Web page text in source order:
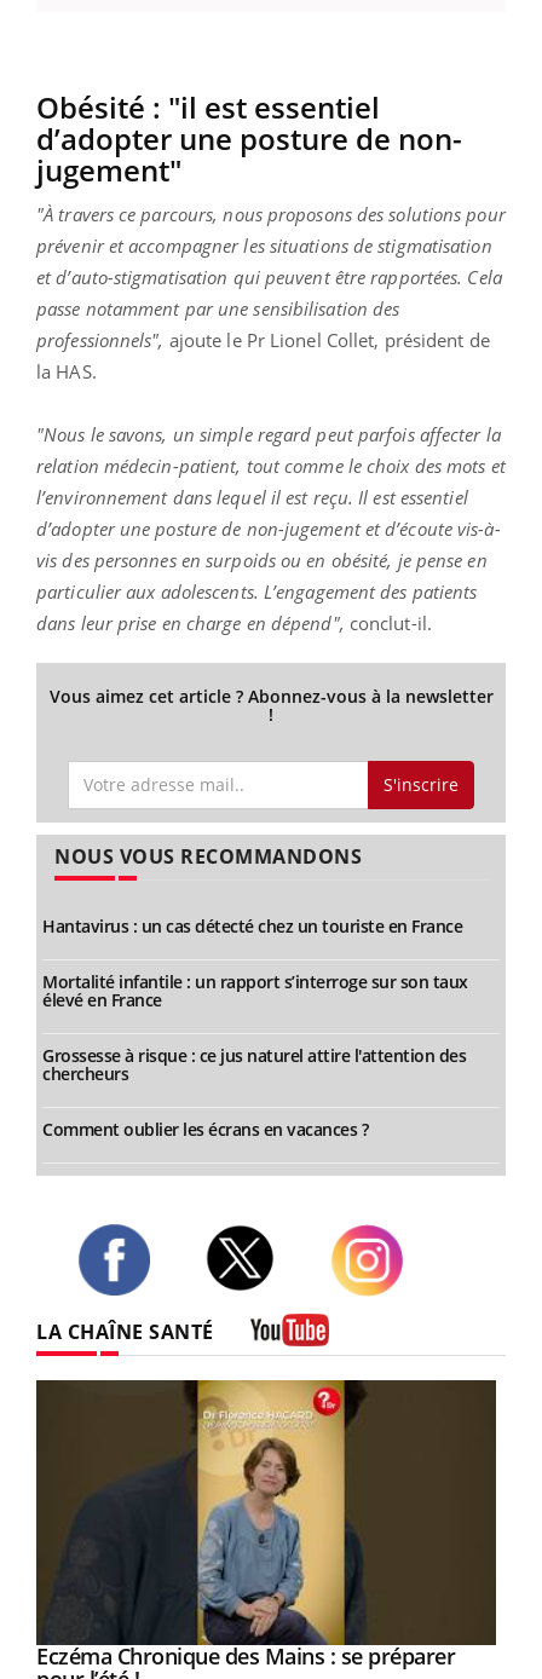
Obésité : "il est essentiel
d’adopter une posture de non-
jugement"
"À travers ce parcours, nous proposons des solutions pour
prévenir et accompagner les situations de stigmatisation
et d’auto-stigmatisation qui peuvent être rapportées. Cela
passe notamment par une sensibilisation des
professionnels", ajoute le Pr Lionel Collet, président de
la HAS.
"Nous le savons, un simple regard peut parfois affecter la
relation médecin-patient, tout comme le choix des mots et
l’environnement dans lequel il est reçu. Il est essentiel
d’adopter une posture de non-jugement et d’écoute vis-à-
vis des personnes en surpoids ou en obésité, je pense en
particulier aux adolescents. L’engagement des patients
dans leur prise en charge en dépend", conclut-il.
Vous aimez cet article ? Abonnez-vous à la newsletter
!
S'inscrire
NOUS VOUS RECOMMANDONS
Hantavirus : un cas détecté chez un touriste en France
Mortalité infantile : un rapport s’interroge sur son taux
élevé en France
Grossesse à risque : ce jus naturel attire l'attention des
chercheurs
Comment oublier les écrans en vacances ?
LA CHAÎNE SANTÉ
Youtube
Eczéma Chronique des Mains : se préparer